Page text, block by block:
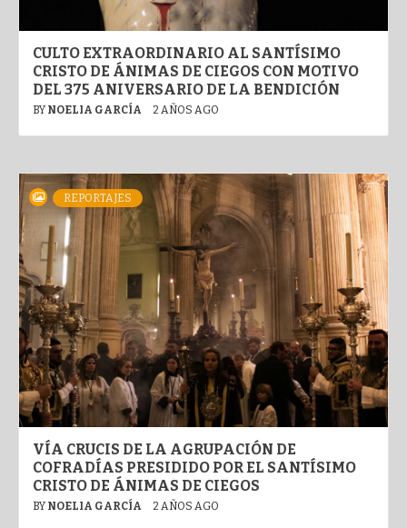
CULTO EXTRAORDINARIO AL SANTÍSIMO
CRISTO DE ÁNIMAS DE CIEGOS CON MOTIVO
DEL 375 ANIVERSARIO DE LA BENDICIÓN
BY NOELIA GARCÍA 2 AÑOS AGO
REPORTAJES
VÍA CRUCIS DE LA AGRUPACIÓN DE
COFRADÍAS PRESIDIDO POR EL SANTÍSIMO
CRISTO DE ÁNIMAS DE CIEGOS
BY NOELIA GARCÍA 2 AÑOS AGO